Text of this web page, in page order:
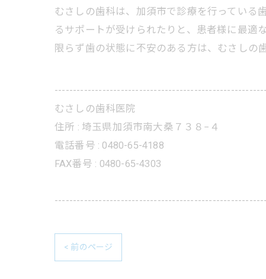
むさしの歯科は、加須市で診療を行っている
るサポートが受けられたりと、患者様に最適
限らず歯の状態に不安のある方は、むさしの
むさしの歯科医院
住所 : 埼玉県加須市南大桑７３８−４
電話番号 : 0480-65-4188
FAX番号 : 0480-65-4303
< 前のページ